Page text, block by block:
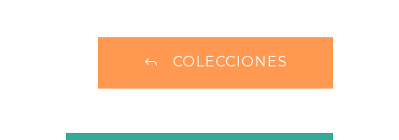
COLECCIONES